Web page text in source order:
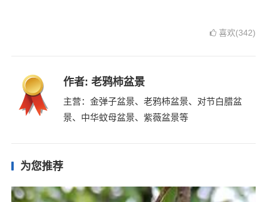
喜欢(342)
作者: 老鸦柿盆景
主营：金弹子盆景、老鸦柿盆景、对节白腊盆
景、中华蚊母盆景、紫薇盆景等
为您推荐